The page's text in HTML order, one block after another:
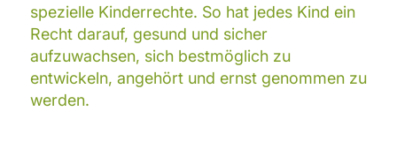
spezielle Kinderrechte. So hat jedes Kind ein
Recht darauf, gesund und sicher
aufzuwachsen, sich bestmöglich zu
entwickeln, angehört und ernst genommen zu
werden.